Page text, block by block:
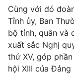
Thị trường
Tư vấn
Lịch phát sóng
Chuyên mục khác
Emagazine
Cùng với đó
Tỉnh ủy, Ban
bộ tỉnh, quân và
xuất sắc Nghị
thứ XV, góp
hội XIII của